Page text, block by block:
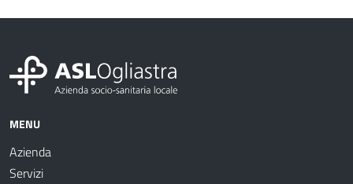
MENU
Azienda
Servizi